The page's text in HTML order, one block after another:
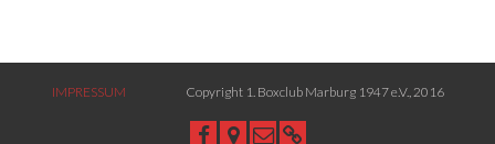
IMPRESSUM Copyright 1. Boxclub Marburg 1947 e.V., 2016